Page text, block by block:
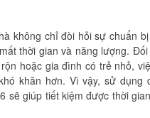
không chỉ đòi hỏi sự chuẩn
thời gian và năng lượng.
hoặc gia đình có trẻ nhỏ,
khăn hơn. Vì vậy, sử dụng
sẽ giúp tiết kiệm được thời